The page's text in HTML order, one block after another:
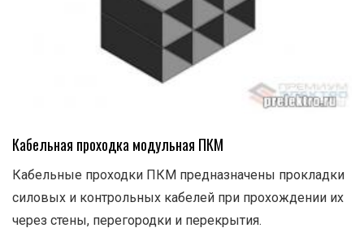
Кабельная проходка модульная ПКМ
Кабельные проходки ПКМ предназначены прокладки
силовых и контрольных кабелей при прохождении их
через стены, перегородки и перекрытия.